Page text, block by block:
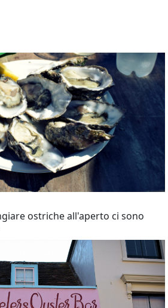
ostriche all'aperto ci sono